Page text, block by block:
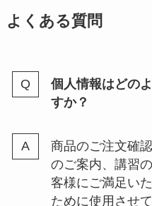
よくある質問
個人情報はどの
すか？
商品のご注文確
のご案内、講習
客様にご満足い
ために使用させ